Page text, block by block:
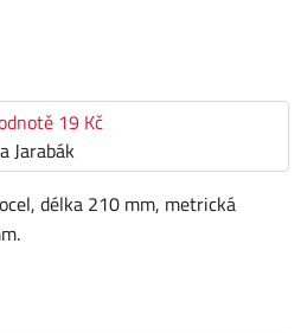
19 Kč
Jarabák
délka 210 mm, metrická